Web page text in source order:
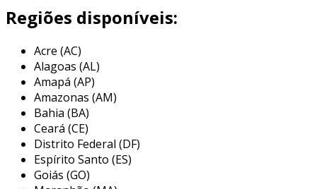
contribuindo para a estética do ambiente.
acabamento e tamanho. existem modelos com
revestimentos em verniz, pintura ou
decoupage, destinados a atender diferentes
preferências de design. sua estrutura robusta
não só garante que as roupas fiquem bem
penduradas, mas também ajuda a evitar dobras
e deformações nas peças, mantendo-as sempre
em bom estado.
Regiões disponíveis:
Acre (AC)
Alagoas (AL)
Amapá (AP)
Amazonas (AM)
Bahia (BA)
Ceará (CE)
Distrito Federal (DF)
Espírito Santo (ES)
Goiás (GO)